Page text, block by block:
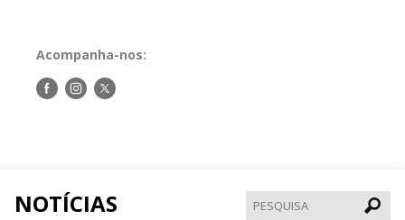
Acompanha-nos:
Siga-Siga-Siga-
NOTÍCIAS